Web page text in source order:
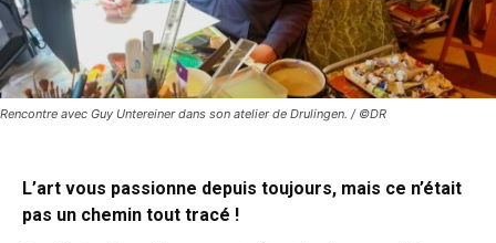
Rencontre avec Guy Untereiner dans son atelier de Drulingen. / ©DR
L’art vous passionne depuis toujours, mais ce n’était
pas un chemin tout tracé !